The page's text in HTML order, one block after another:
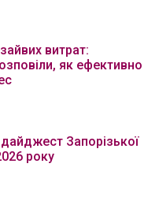
витрат:
як ефективно
Запорізької
року